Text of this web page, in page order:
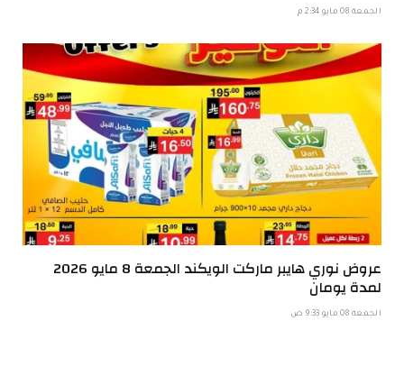
الجمعة 08 مايو 2:34 م
عروض نوري هايبر ماركت الويكند الجمعة 8 مايو 2026
لمدة يومان
الجمعة 08 مايو 9:33 ص